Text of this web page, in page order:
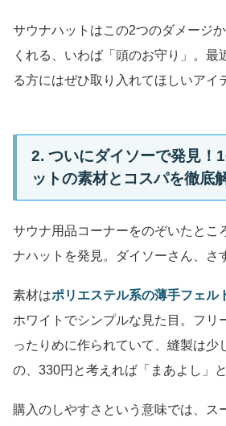
サウナハットはこの2つのダメージ
くれる、いわば「頭のお守り」。最
る方にはぜひ取り入れてほしいアイ
2. ついにダイソーで発見！
ットの素材とコスパを徹底
サウナ用品コーナーをのぞいたとこ
ナハットを発見。ダイソーさん、さ
素材はポリエステル系の薄手フェル
ホワイトでシンプルな見た目。フリ
ったりめに作られていて、縫製は少
の、330円と考えれば「まあよし」
購入のしやすさという意味では、ス